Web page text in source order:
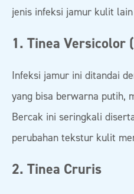
jenis infeksi jamur kulit
1. Tinea Versicolor
Infeksi jamur ini ditandai
yang bisa berwarna putih,
Bercak ini seringkali
perubahan tekstur kulit
2. Tinea Cruris